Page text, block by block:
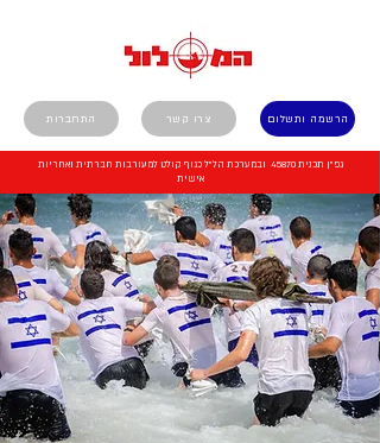
התחברות הרשמה ותשלום צרו קשר
גפ"ן תכנית 45870 ובמערכת הל"ל כגוף קולט למעורבות חברתית ואחריות
אישית